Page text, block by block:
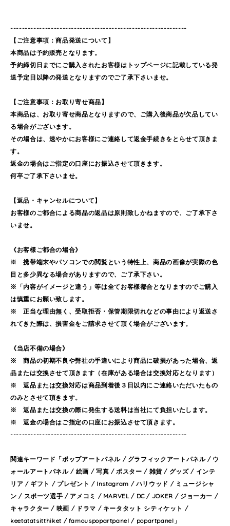
-------------------------------------------------------------
【ご注意事項：商品発送について】
本商品は予約販売となります。
予約締切日までにご購入されたお客様はトップページに記載している発
送予定日以降の発送となりますのでご了承下さいませ。
【ご注意事項：お取り寄せ商品】
本商品は、お取り寄せ商品となりますので、ご購入後商品が欠品してい
る場合がございます。
その場合は、速やかにお客様にご連絡して返金手続きをとらせて頂きま
す。
返金の場合はご指定の口座にお振込させて頂きます。
何卒ご了承下さいませ。
【返品・キャンセルについて】
お客様のご都合による商品の返品は原則致しかねますので、ご了承下さ
いませ。
《お客様ご都合の場合》
※ 携帯端末やパソコンでの閲覧という特性上、商品の画像が実際の色
目と多少異なる場合がありますので、ご了承下さい。
※「内容がイメージと違う」等は全てお客様都合となりますのでご購入
は慎重にお願い致します。
※ 正当な理由無く、受取拒否・保管期限切れなどの事由により返送さ
れてきた際は、損害金をご請求させて頂く場合がございます。
《当店不備の場合》
※ 商品の初期不良や弊社の手違いにより商品に破損があった場合、返
品または交換させて頂きます（在庫がある場合は交換対応となります）
※ 返品または交換対応は商品到着後３日以内にご連絡いただいたもの
のみとさせて頂きます。
※ 返品または交換の際に発生する送料は当社にて負担いたします。
※ 返金の場合はご指定の口座にお振込させて頂きます。
-------------------------------------------------------------
関連キーワード「ポップアートパネル / グラフィックアートパネル / ウ
ォールアートパネル / 絵画 / 写真 / ポスター / 雑貨 / グッズ / インテ
リア / ギフト / プレゼント / Instagram / ハリウッド / ミュージシャ
ン / スポーツ選手 / アメコミ / MARVEL / DC / JOKER / ジョーカー /
キャラクター / 映画 / ドラマ / キータタット シティケット /
keetatatsitthiket / famouspopartpanel / popartpanel」